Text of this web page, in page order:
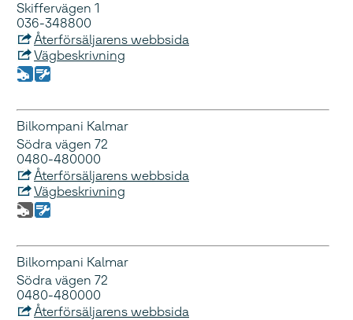
Skiffervägen 1
036-348800
Återförsäljarens webbsida
Vägbeskrivning
Bilkompani Kalmar
Södra vägen 72
0480-480000
Återförsäljarens webbsida
Vägbeskrivning
Bilkompani Kalmar
Södra vägen 72
0480-480000
Återförsäljarens webbsida